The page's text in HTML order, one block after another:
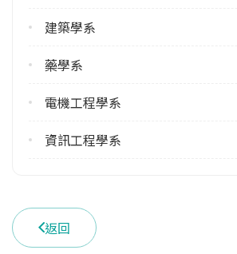
15
學系電話
臺南市東區大學路1號
建築學系
藥學系
電機工程學系
資訊工程學系
返回